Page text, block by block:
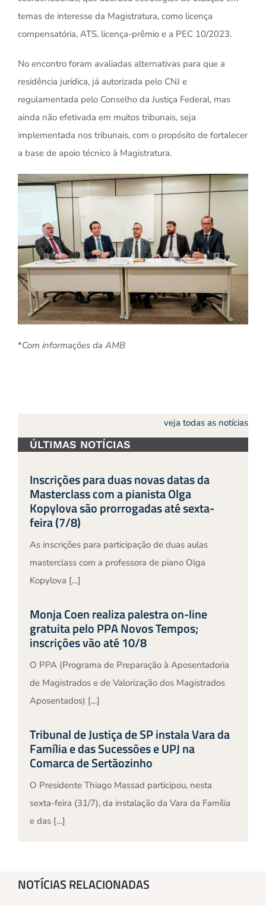
temas de interesse da Magistratura, como licença
compensatória, ATS, licença-prêmio e a PEC 10/2023.
No encontro foram avaliadas alternativas para que a
residência jurídica, já autorizada pelo CNJ e
regulamentada pelo Conselho da Justiça Federal, mas
ainda não efetivada em muitos tribunais, seja
implementada nos tribunais, com o propósito de fortalecer
a base de apoio técnico à Magistratura.
*Com informações da AMB
veja todas as notícias
ÚLTIMAS NOTÍCIAS
Inscrições para duas novas datas da
Masterclass com a pianista Olga
Kopylova são prorrogadas até sexta-
feira (7/8)
As inscrições para participação de duas aulas
masterclass com a professora de piano Olga
Kopylova […]
Monja Coen realiza palestra on-line
gratuita pelo PPA Novos Tempos;
inscrições vão até 10/8
O PPA (Programa de Preparação à Aposentadoria
de Magistrados e de Valorização dos Magistrados
Aposentados) […]
Tribunal de Justiça de SP instala Vara da
Família e das Sucessões e UPJ na
Comarca de Sertãozinho
O Presidente Thiago Massad participou, nesta
sexta-feira (31/7), da instalação da Vara da Família
e das […]
NOTÍCIAS RELACIONADAS